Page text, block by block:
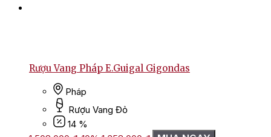
Rượu Vang Pháp E.Guigal Gigondas
Pháp
Rượu Vang Đỏ
14 %